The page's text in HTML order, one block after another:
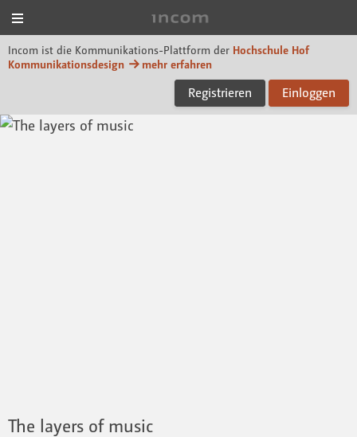
Incom ist die Kommunikations-Plattform der Hochschule Hof
Kommunikationsdesign
mehr erfahren
Registrieren Einloggen
The layers of music